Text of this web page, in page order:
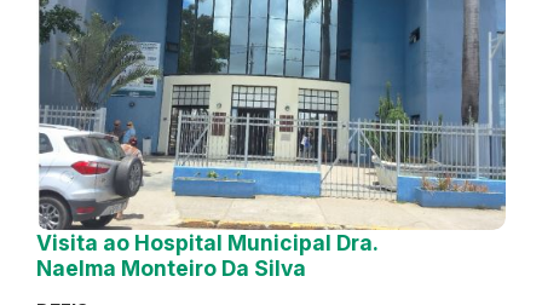
Visita ao Hospital Municipal Dra.
Naelma Monteiro Da Silva